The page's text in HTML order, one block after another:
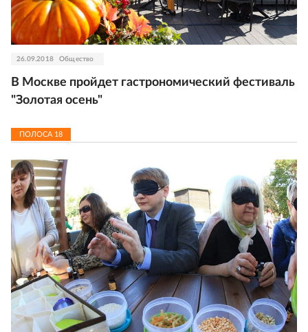
26.09.2018 Общество
В Москве пройдет гастрономический фестиваль
"Золотая осень"
ПОЛОСА 18